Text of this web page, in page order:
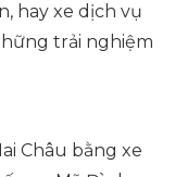
hay xe dịch vụ
trải nghiệm
Châu bằng xe